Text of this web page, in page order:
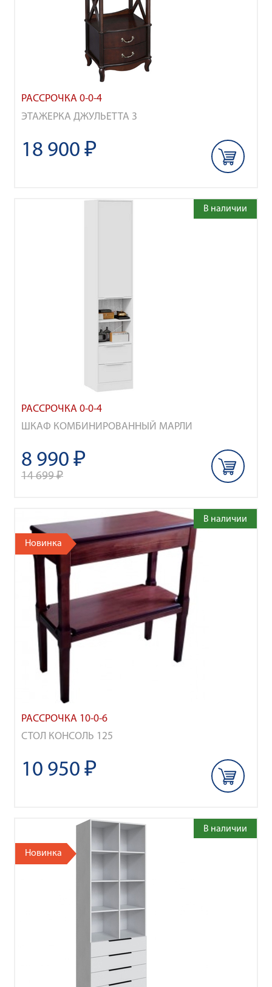
РАССРОЧКА 0-0-4
ЭТАЖЕРКА ДЖУЛЬЕТТА 3
18 900 ₽
РАССРОЧКА 0-0-4
ШКАФ КОМБИНИРОВАННЫЙ МАРЛИ
В наличии
8 990 ₽
14 699 ₽
РАССРОЧКА 10-0-6
СТОЛ КОНСОЛЬ 125
Новинка
В наличии
10 950 ₽
Новинка
В наличии